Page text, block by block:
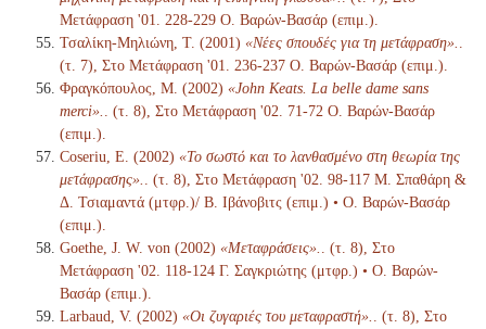
Μετάφραση '01. 228-229 Ο. Βαρών-Βασάρ (επιμ.).
Τσαλίκη-Μηλιώνη, Τ. (2001) «Νέες σπουδές για τη μετάφραση».
(τ. 7), Στο Μετάφραση '01. 236-237 Ο. Βαρών-Βασάρ (επιμ.).
Φραγκόπουλος, Μ. (2002) «John Keats. La belle dame sans
merci».
. (τ. 8), Στο Μετάφραση '02. 71-72 Ο. Βαρών-Βασάρ
(επιμ.).
Coseriu, E. (2002) «Το σωστό και το λανθασμένο στη θεωρία της
μετάφρασης».
. (τ. 8), Στο Μετάφραση '02. 98-117 Μ. Σπαθάρη &
Δ. Τσιαμαντά (μτφρ.)/ Β. Ιβάνοβιτς (επιμ.) • Ο. Βαρών-Βασάρ
(επιμ.).
Goethe, J. W. von (2002) «Μεταφράσεις».
. (τ. 8), Στο
Μετάφραση '02. 118-124 Γ. Σαγκριώτης (μτφρ.) • Ο. Βαρών-
Βασάρ (επιμ.).
Larbaud, V. (2002) «Οι ζυγαριές του μεταφραστή».
. (τ. 8), Στο